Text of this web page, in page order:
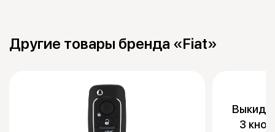
Другие товары бренда «Fiat»
3